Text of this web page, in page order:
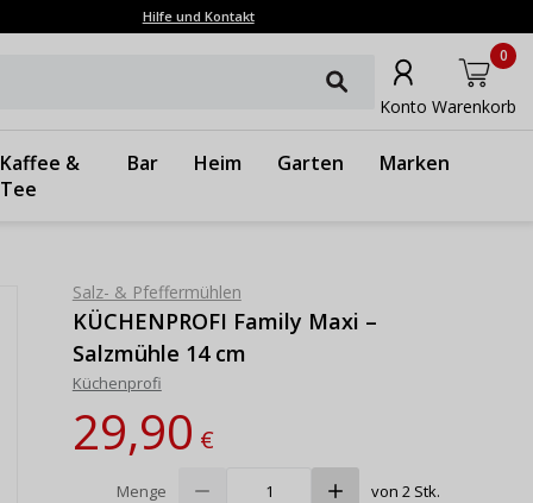
Hilfe und Kontakt
Konto Warenkorb
0
Kaffee &
Tee
Bar Heim Garten Marken
Salz- & Pfeffermühlen
KÜCHENPROFI Family Maxi –
Salzmühle 14 cm
Küchenprofi
29,90€
Menge von 2 Stk.